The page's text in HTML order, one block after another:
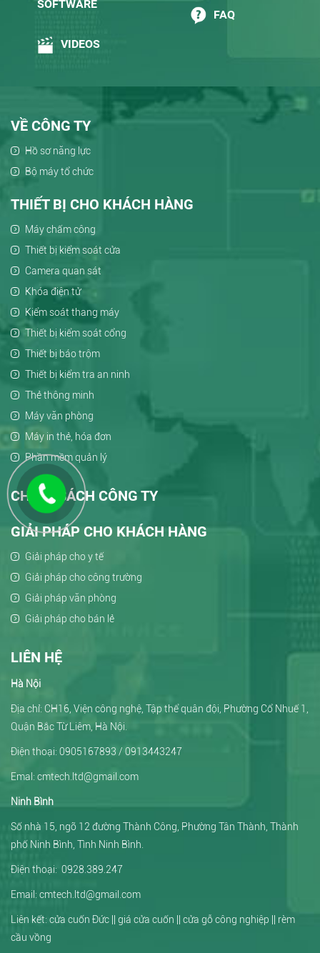
SOFTWARE
FAQ
VIDEOS
VỀ CÔNG TY
Hồ sơ năng lực
Bộ máy tổ chức
THIẾT BỊ CHO KHÁCH HÀNG
Máy chấm công
Thiết bị kiểm soát cửa
Camera quan sát
Khóa điện tử
Kiểm soát thang máy
Thiết bị kiểm soát cổng
Thiết bị báo trộm
Thiết bị kiểm tra an ninh
Thẻ thông minh
Máy văn phòng
Máy in thẻ, hóa đơn
Phần mềm quản lý
CHÍNH SÁCH CÔNG TY
GIẢI PHÁP CHO KHÁCH HÀNG
Giải pháp cho y tế
Giải pháp cho công trường
Giải pháp văn phòng
Giải pháp cho bán lẻ
LIÊN HỆ
Hà Nội
Địa chỉ: CH16, Viện công nghệ, Tập thể quân đội, Phường Cổ Nhuế 1,
Quận Bắc Từ Liêm, Hà Nội.
Điện thoại: 0905167893 / 0913443247
Emal: cmtech.ltd@gmail.com
Ninh Bình
Số nhà 15, ngõ 12 đường Thành Công, Phường Tân Thành, Thành
phố Ninh Bình, Tình Ninh Bình.
Điện thoại: 0928.389.247
Email: cmtech.ltd@gmail.com
Liên kết: cửa cuốn Đức giá cửa cuốn cửa gỗ công nghiệp
rèm
cầu vồng